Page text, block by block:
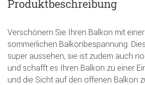
Produktbeschreibung
Verschönern Sie Ihren Balkon mit
sommerlichen Balkonbespannung.
super aussehen, sie ist zudem auch
und schafft es Ihren Balkon zu einer
und die Sicht auf den offenen Balkon